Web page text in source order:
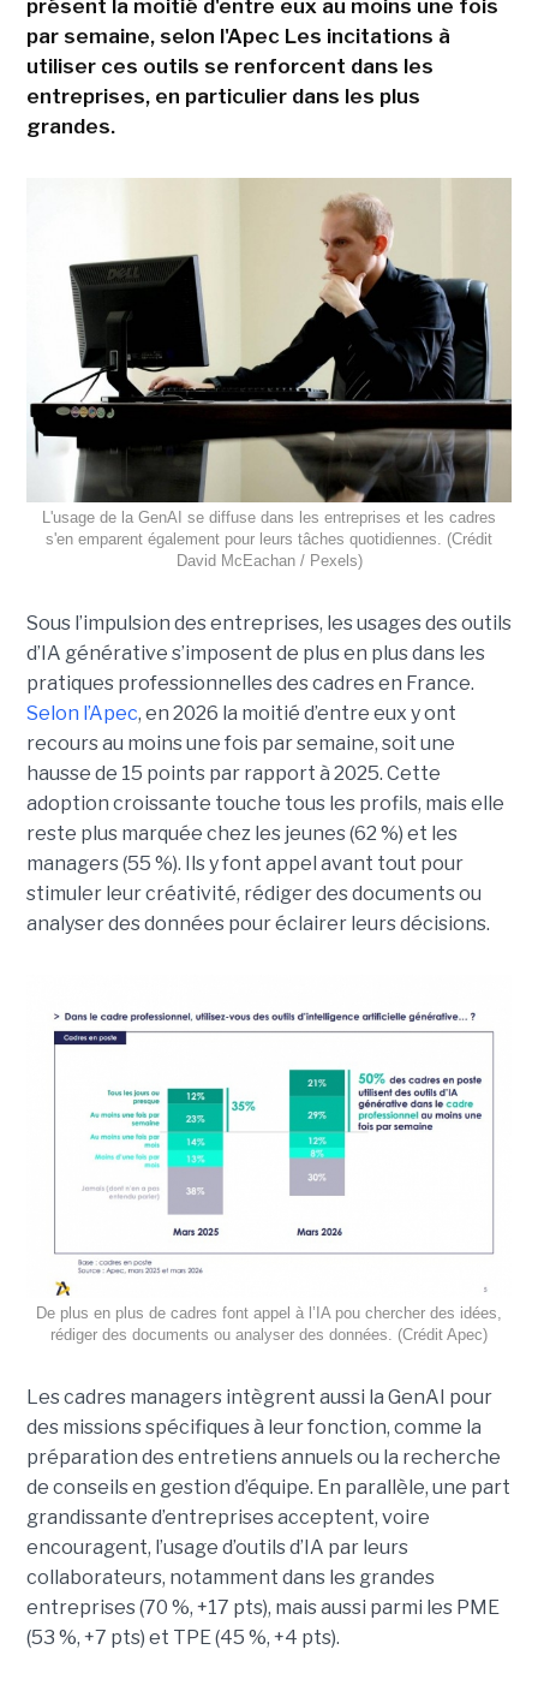
présent la moitié d'entre eux au moins une fois
par semaine, selon l'Apec Les incitations à
utiliser ces outils se renforcent dans les
entreprises, en particulier dans les plus
grandes.
L'usage de la GenAI se diffuse dans les entreprises et les cadres
s'en emparent également pour leurs tâches quotidiennes. (Crédit
David McEachan / Pexels)
Sous l’impulsion des entreprises, les usages des outils
d’IA générative s’imposent de plus en plus dans les
pratiques professionnelles des cadres en France.
Selon l’Apec, en 2026 la moitié d’entre eux y ont
recours au moins une fois par semaine, soit une
hausse de 15 points par rapport à 2025. Cette
adoption croissante touche tous les profils, mais elle
reste plus marquée chez les jeunes (62 %) et les
managers (55 %). Ils y font appel avant tout pour
stimuler leur créativité, rédiger des documents ou
analyser des données pour éclairer leurs décisions.
De plus en plus de cadres font appel à l’IA pou chercher des idées,
rédiger des documents ou analyser des données. (Crédit Apec)
Les cadres managers intègrent aussi la GenAI pour
des missions spécifiques à leur fonction, comme la
préparation des entretiens annuels ou la recherche
de conseils en gestion d’équipe. En parallèle, une part
grandissante d’entreprises acceptent, voire
encouragent, l’usage d’outils d’IA par leurs
collaborateurs, notamment dans les grandes
entreprises (70 %, +17 pts), mais aussi parmi les PME
(53 %, +7 pts) et TPE (45 %, +4 pts).